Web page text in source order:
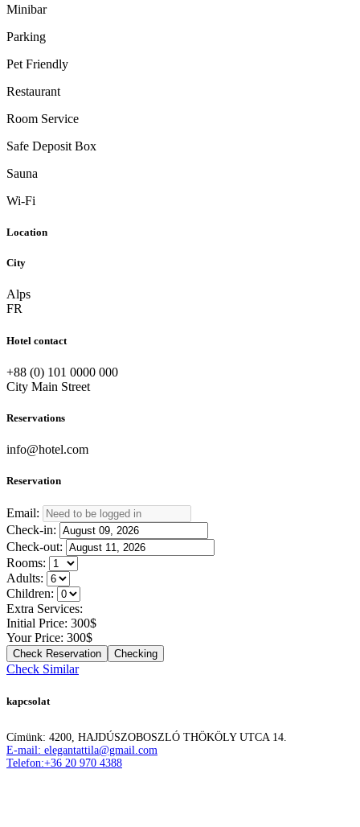
Minibar
Parking
Pet Friendly
Restaurant
Room Service
Safe Deposit Box
Sauna
Wi-Fi
Location
City
Alps
FR
Hotel contact
+88 (0) 101 0000 000
City Main Street
Reservations
info@hotel.com
Reservation
Email:
Check-in:
Check-out:
Rooms:
Adults:
Children:
Extra Services:
Initial Price: 300$
Your Price: 300$
Checking
Check Similar
kapcsolat
Címünk: 4200, HAJDÚSZOBOSZLÓ THÖKÖLY UTCA 14.
E-mail: elegantattila@gmail.com
Telefon:+36 20 970 4388